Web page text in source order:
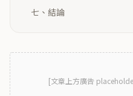
七、結論
[文章上方廣告